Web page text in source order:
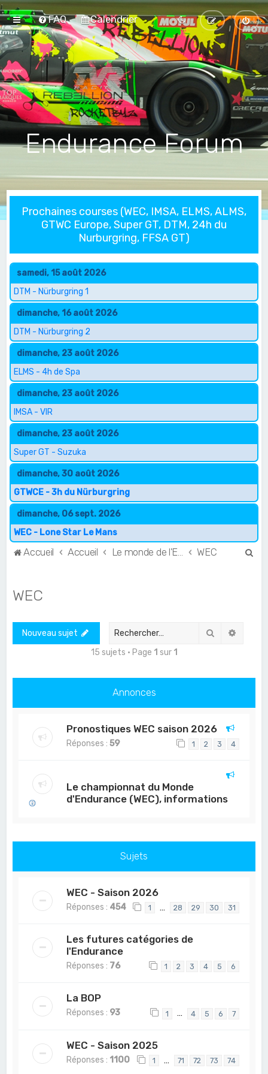
FAQ Calendrier
Endurance Forum
Prochaines courses (WEC, IMSA, ELMS, ALMS,
GTWC Europe, Super GT, DTM, 24h du
Nurburgring, FFSA GT)
samedi, 15 août 2026
DTM - Nürburgring 1
dimanche, 16 août 2026
DTM - Nürburgring 2
dimanche, 23 août 2026
ELMS - 4h de Spa
dimanche, 23 août 2026
IMSA - VIR
dimanche, 23 août 2026
Super GT - Suzuka
dimanche, 30 août 2026
GTWCE - 3h du Nürburgring
dimanche, 06 sept. 2026
WEC - Lone Star Le Mans
Accueil Accueil WEC
WEC
Nouveau sujet Rechercher
15 sujets • Page 1 sur 1
Annonces
Pronostiques WEC saison 2026
Réponses :59 1 2 3 4
Le championnat du Monde
d'Endurance (WEC), informations
Sujets
WEC - Saison 2026
Réponses : 454 1 … 28 29 30 31
Les futures catégories de
l'Endurance
Réponses : 76 1 2 3 4 5 6
La BOP
Réponses : 93 1 … 4 5 6 7
WEC - Saison 2025
Réponses : 1100 1 … 71 72 73 74